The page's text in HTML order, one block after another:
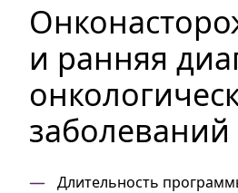
и ранняя
заболеваний
Длительность